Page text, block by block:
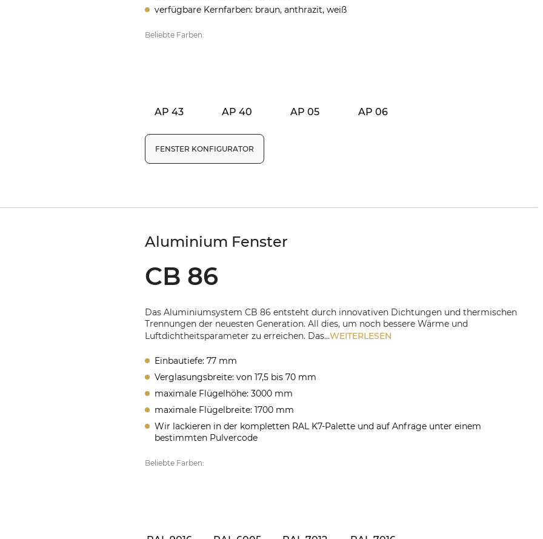
verfügbare Kernfarben: braun, anthrazit, weiß
Beliebte Farben:
AP 43 AP 40 AP 05 AP 06
FENSTER KONFIGURATOR
Aluminium Fenster
CB 86
Das Aluminiumsystem CB 86 entsteht durch innovativen Dichtungen und thermischen
Trennungen der neuesten Generation. All dies, um noch bessere Wärme und
Luftdichtheitsparameter zu erreichen. Das…WEITERLESEN
Einbautiefe: 77 mm
Verglasungsbreite: von 17,5 bis 70 mm
maximale Flügelhöhe: 3000 mm
maximale Flügelbreite: 1700 mm
Wir lackieren in der kompletten RAL K7-Palette und auf Anfrage unter einem
bestimmten Pulvercode
Beliebte Farben: